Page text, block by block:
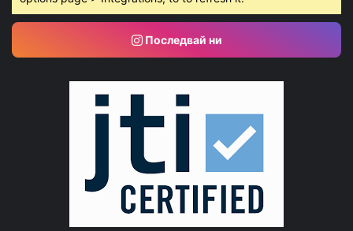
Последвай ни